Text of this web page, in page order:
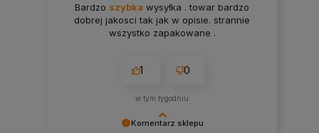
Komentarz sklepu
Bardzo szybka wysyłka . towar bardzo
dobrej jakosci tak jak w opisie. strannie
wszystko zapakowane .
1 0
w tym tygodniu